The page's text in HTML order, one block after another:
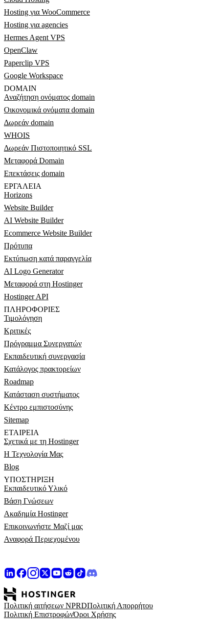
Hosting για WooCommerce
Hosting για agencies
Hermes Agent VPS
OpenClaw
Paperclip VPS
Google Workspace
DOMAIN
Αναζήτηση ονόματος domain
Οικονομικά ονόματα domain
Δωρεάν domain
WHOIS
Δωρεάν Πιστοποιητικό SSL
Μεταφορά Domain
Επεκτάσεις domain
ΕΡΓΑΛΕΊΑ
Horizons
Website Builder
AI Website Builder
Ecommerce Website Builder
Πρότυπα
Εκτύπωση κατά παραγγελία
AI Logo Generator
Μεταφορά στη Hostinger
Hostinger API
ΠΛΗΡΟΦΟΡΊΕΣ
Τιμολόγηση
Κριτικές
Πρόγραμμα Συνεργατών
Εκπαιδευτική συνεργασία
Κατάλογος πρακτορείων
Roadmap
Κατάσταση συστήματος
Κέντρο εμπιστοσύνης
Sitemap
ΕΤΑΙΡΕΊΑ
Σχετικά με τη Hostinger
Η Τεχνολογία Μας
Blog
ΥΠΟΣΤΉΡΙΞΗ
Εκπαιδευτικό Υλικό
Βάση Γνώσεων
Ακαδημία Hostinger
Επικοινωνήστε Μαζί μας
Αναφορά Περιεχομένου
Πολιτική αιτήσεων NPRDΠολιτική Απορρήτου
Πολιτική ΕπιστροφώνΌροι Χρήσης